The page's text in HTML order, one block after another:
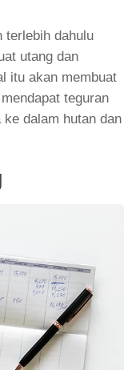
terlebih dahulu
utang dan
itu akan membuat
teguran
dalam hutan dan